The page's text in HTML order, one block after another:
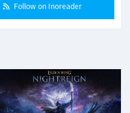
Follow on Inoreader